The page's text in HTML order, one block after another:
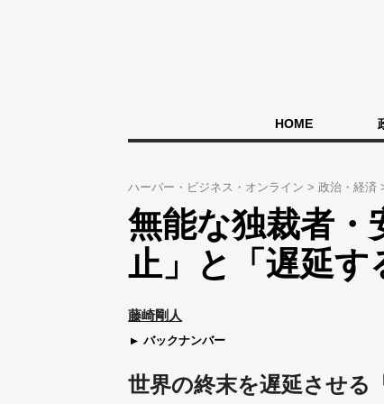
HOME
ハーバー・ビジネス・オンライン 政治・経済
無能な独裁者・
止」と「遅延す
藤崎剛人
バックナンバー
世界の終末を遅延させる